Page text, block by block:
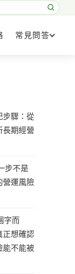
容
常見問答
步驟：從
長期經營
步不是
營運風險
字而
正想確認
能不能被